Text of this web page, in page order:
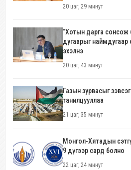
20 цаг, 29 минут
“Хотын дарга сонсож
дугаарыг наймдугаар
эхэлнэ
20 цаг, 43 минут
Газын зурвасыг
танилцууллаа
21 цаг, 35 минут
Монгол-Хятадын
9 дүгээр сард болно
22 цаг, 24 минут